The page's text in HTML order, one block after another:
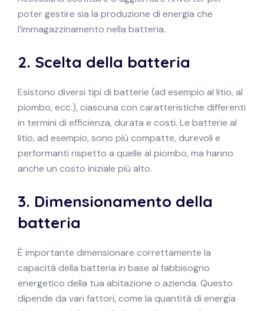
poter gestire sia la produzione di energia che
l’immagazzinamento nella batteria.
2. Scelta della batteria
Esistono diversi tipi di batterie (ad esempio al litio, al
piombo, ecc.), ciascuna con caratteristiche differenti
in termini di efficienza, durata e costi. Le batterie al
litio, ad esempio, sono più compatte, durevoli e
performanti rispetto a quelle al piombo, ma hanno
anche un costo iniziale più alto.
3. Dimensionamento della
batteria
È importante dimensionare correttamente la
capacità della batteria in base al fabbisogno
energetico della tua abitazione o azienda. Questo
dipende da vari fattori, come la quantità di energia